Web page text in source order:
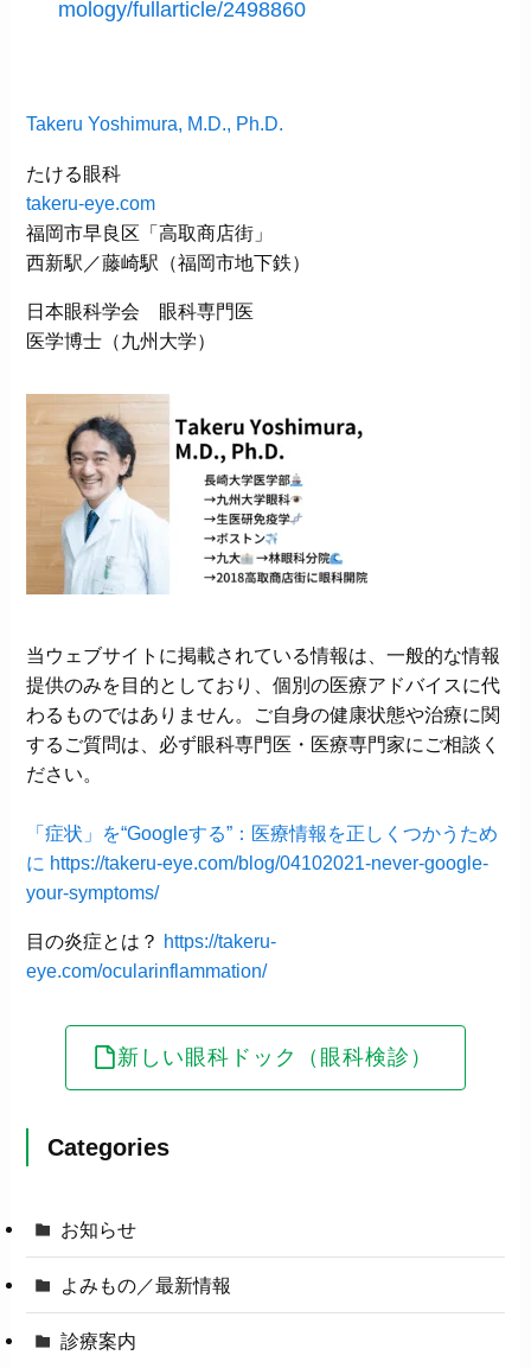
mology/fullarticle/2498860
Takeru Yoshimura, M.D., Ph.D.
たける眼科
takeru-eye.com
福岡市早良区「高取商店街」
西新駅／藤崎駅（福岡市地下鉄）
日本眼科学会 眼科専門医
医学博士（九州大学）
当ウェブサイトに掲載されている情報は、一般的な情報
提供のみを目的としており、個別の医療アドバイスに代
わるものではありません。ご自身の健康状態や治療に関
するご質問は、必ず眼科専門医・医療専門家にご相談く
ださい。
「症状」を“Googleする”：医療情報を正しくつかうため
に https://takeru-eye.com/blog/04102021-never-google-
your-symptoms/
目の炎症とは？ https://takeru-
eye.com/ocularinflammation/
新しい眼科ドック（眼科検診）
Categories
お知らせ
よみもの／最新情報
診療案内